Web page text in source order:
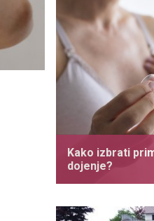
Kako izbrati
dojenje?